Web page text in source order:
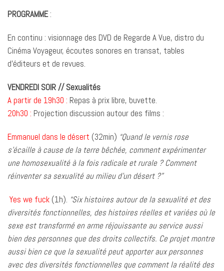
PROGRAMME:
En continu : visionnage des DVD de Regarde A Vue, distro du
Cinéma Voyageur, écoutes sonores en transat, tables
d’éditeurs et de revues.
VENDREDI SOIR // Sexualités
A partir de 19h30 : Repas à prix libre, buvette.
20h30 : Projection discussion autour des films :
Emmanuel dans le désert (32min) “Quand le vernis rose
s’écaille à cause de la terre bêchée, comment expérimenter
une homosexualité à la fois radicale et rurale ? Comment
réinventer sa sexualité au milieu d’un désert ?”
Yes we fuck (1h). “Six histoires autour de la sexualité et des
diversités fonctionnelles, des histoires réelles et variées où le
sexe est transformé en arme réjouissante au service aussi
bien des personnes que des droits collectifs. Ce projet montre
aussi bien ce que la sexualité peut apporter aux personnes
avec des diversités fonctionnelles que comment la réalité des